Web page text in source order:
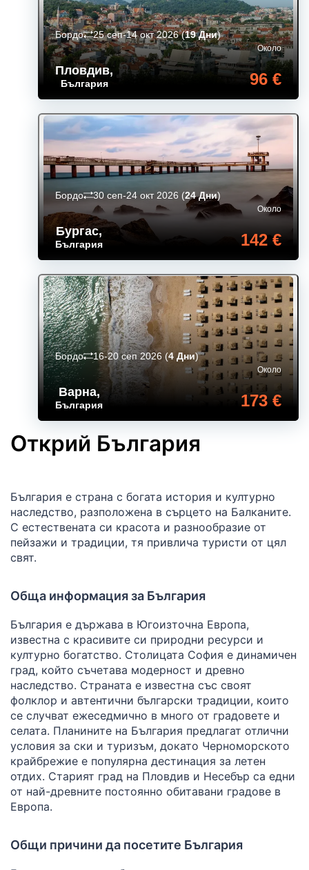
Пловдив,
България
Около
96 €
Бордо 25 сеп-14 окт 2026(19 Дни)
Бургас,
България
Около
142 €
Бордо 30 сеп-24 окт 2026 (24 Дни)
Варна,
България
Около
173 €
Бордо 16-20 сеп 2026(4 Дни)
Открий България
България е страна с богата история и културно
наследство, разположена в сърцето на Балканите.
С естествената си красота и разнообразие от
пейзажи и традиции, тя привлича туристи от цял
свят.
Обща информация за България
България е държава в Югоизточна Европа,
известна с красивите си природни ресурси и
културно богатство. Столицата София е динамичен
град, който съчетава модерност и древно
наследство. Страната е известна със своят
фолклор и автентични български традиции, които
се случват ежеседмично в много от градовете и
селата. Планините на България предлагат отлични
условия за ски и туризъм, докато Черноморското
крайбрежие е популярна дестинация за летен
отдих. Старият град на Пловдив и Несебър са едни
от най-древните постоянно обитавани градове в
Европа.
Общи причини да посетите България